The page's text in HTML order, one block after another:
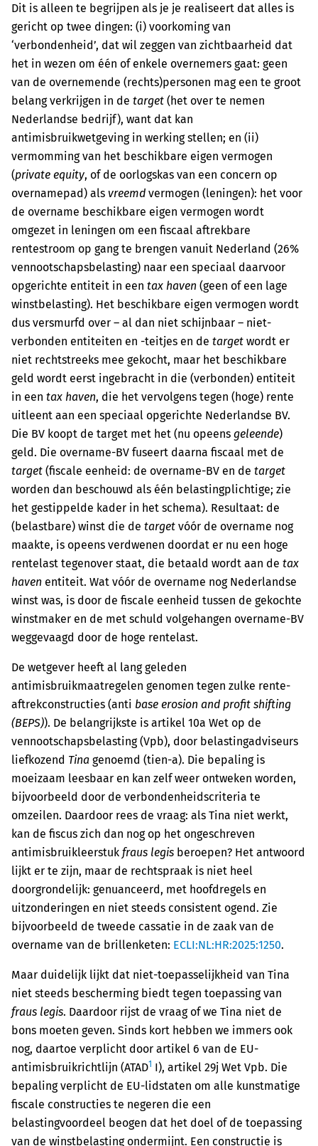
Dit is alleen te begrijpen als je je realiseert dat alles is
gericht op twee dingen: (i) voorkoming van
‘verbondenheid’, dat wil zeggen van zichtbaarheid dat
het in wezen om één of enkele overnemers gaat: geen
van de overnemende (rechts)personen mag een te groot
belang verkrijgen in de target (het over te nemen
Nederlandse bedrijf), want dat kan
antimisbruikwetgeving in werking stellen; en (ii)
vermomming van het beschikbare eigen vermogen
(private equity, of de oorlogskas van een concern op
overnamepad) als vreemd vermogen (leningen): het voor
de overname beschikbare eigen vermogen wordt
omgezet in leningen om een fiscaal aftrekbare
rentestroom op gang te brengen vanuit Nederland (26%
vennootschapsbelasting) naar een speciaal daarvoor
opgerichte entiteit in een tax haven (geen of een lage
winstbelasting). Het beschikbare eigen vermogen wordt
dus versmurfd over – al dan niet schijnbaar – niet-
verbonden entiteiten en -teitjes en de target wordt er
niet rechtstreeks mee gekocht, maar het beschikbare
geld wordt eerst ingebracht in die (verbonden) entiteit
in een tax haven, die het vervolgens tegen (hoge) rente
uitleent aan een speciaal opgerichte Nederlandse BV.
Die BV koopt de target met het (nu opeens geleende)
geld. Die overname-BV fuseert daarna fiscaal met de
target (fiscale eenheid: de overname-BV en de target
worden dan beschouwd als één belastingplichtige; zie
het gestippelde kader in het schema). Resultaat: de
(belastbare) winst die de target vóór de overname nog
maakte, is opeens verdwenen doordat er nu een hoge
rentelast tegenover staat, die betaald wordt aan de tax
haven entiteit. Wat vóór de overname nog Nederlandse
winst was, is door de fiscale eenheid tussen de gekochte
winstmaker en de met schuld volgehangen overname-BV
weggevaagd door de hoge rentelast.
De wetgever heeft al lang geleden
antimisbruikmaatregelen genomen tegen zulke rente-
aftrekconstructies (anti base erosion and profit shifting
(BEPS)). De belangrijkste is artikel 10a Wet op de
vennootschapsbelasting (Vpb), door belastingadviseurs
liefkozend Tina genoemd (tien-a). Die bepaling is
moeizaam leesbaar en kan zelf weer ontweken worden,
bijvoorbeeld door de verbondenheidscriteria te
omzeilen. Daardoor rees de vraag: als Tina niet werkt,
kan de fiscus zich dan nog op het ongeschreven
antimisbruikleerstuk fraus legis beroepen? Het antwoord
lijkt er te zijn, maar de rechtspraak is niet heel
doorgrondelijk: genuanceerd, met hoofdregels en
uitzonderingen en niet steeds consistent ogend. Zie
bijvoorbeeld de tweede cassatie in de zaak van de
overname van de brillenketen: ECLI:NL:HR:2025:1250.
Maar duidelijk lijkt dat niet-toepasselijkheid van Tina
niet steeds bescherming biedt tegen toepassing van
fraus legis. Daardoor rijst de vraag of we Tina niet de
bons moeten geven. Sinds kort hebben we immers ook
nog, daartoe verplicht door artikel 6 van de EU-
antimisbruikrichtlijn (ATAD1 I), artikel 29j Wet Vpb. Die
bepaling verplicht de EU-lidstaten om alle kunstmatige
fiscale constructies te negeren die een
belastingvoordeel beogen dat het doel of de toepassing
van de winstbelasting ondermijnt. Een constructie is